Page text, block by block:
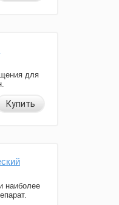
для
Купить
наиболее